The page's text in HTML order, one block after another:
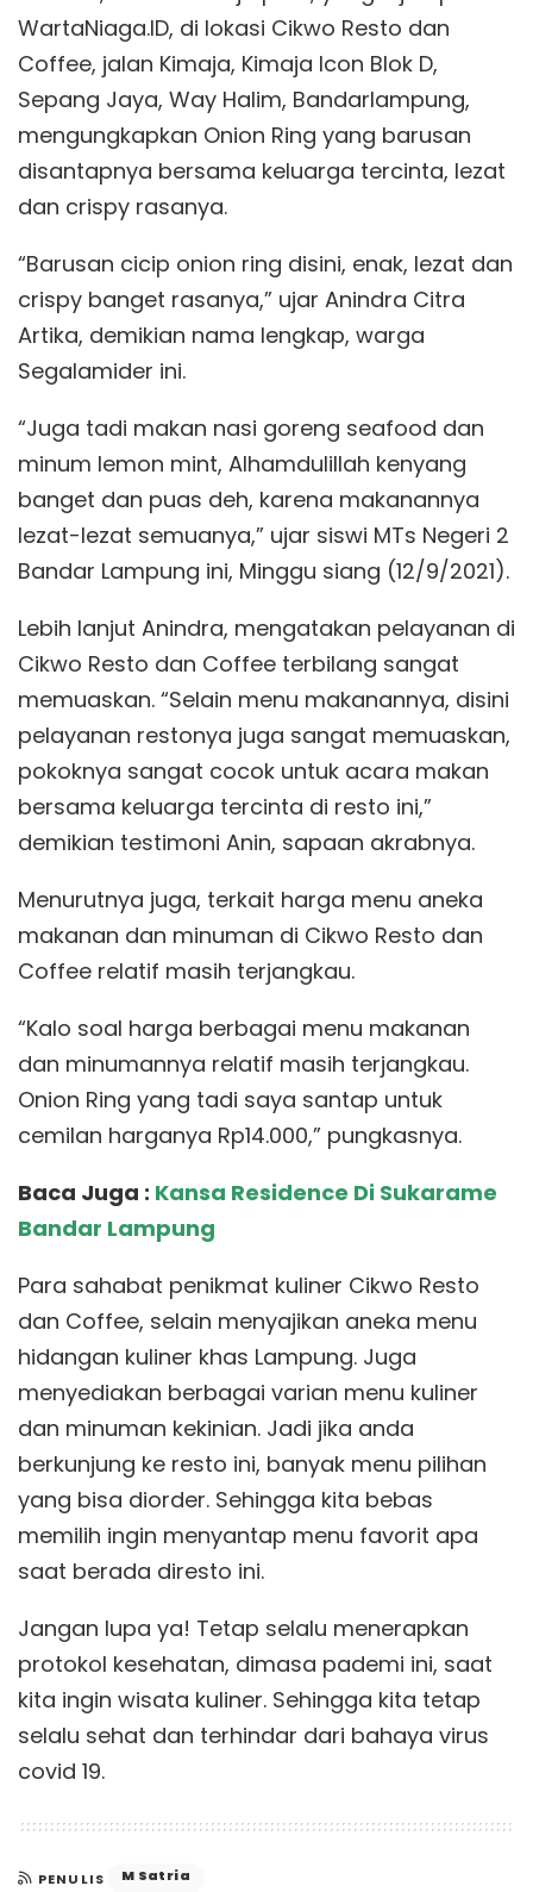
WartaNiaga.ID, di lokasi Cikwo Resto dan
Coffee, jalan Kimaja, Kimaja Icon Blok D,
Sepang Jaya, Way Halim, Bandarlampung,
mengungkapkan Onion Ring yang barusan
disantapnya bersama keluarga tercinta, lezat
dan crispy rasanya.
“Barusan cicip onion ring disini, enak, lezat dan
crispy banget rasanya,” ujar Anindra Citra
Artika, demikian nama lengkap, warga
Segalamider ini.
“Juga tadi makan nasi goreng seafood dan
minum lemon mint, Alhamdulillah kenyang
banget dan puas deh, karena makanannya
lezat-lezat semuanya,” ujar siswi MTs Negeri 2
Bandar Lampung ini, Minggu siang (12/9/2021).
Lebih lanjut Anindra, mengatakan pelayanan di
Cikwo Resto dan Coffee terbilang sangat
memuaskan. “Selain menu makanannya, disini
pelayanan restonya juga sangat memuaskan,
pokoknya sangat cocok untuk acara makan
bersama keluarga tercinta di resto ini,”
demikian testimoni Anin, sapaan akrabnya.
Menurutnya juga, terkait harga menu aneka
makanan dan minuman di Cikwo Resto dan
Coffee relatif masih terjangkau.
“Kalo soal harga berbagai menu makanan
dan minumannya relatif masih terjangkau.
Onion Ring yang tadi saya santap untuk
cemilan harganya Rp14.000,” pungkasnya.
Baca Juga : Kansa Residence Di Sukarame
Bandar Lampung
Para sahabat penikmat kuliner Cikwo Resto
dan Coffee, selain menyajikan aneka menu
hidangan kuliner khas Lampung. Juga
menyediakan berbagai varian menu kuliner
dan minuman kekinian. Jadi jika anda
berkunjung ke resto ini, banyak menu pilihan
yang bisa diorder. Sehingga kita bebas
memilih ingin menyantap menu favorit apa
saat berada diresto ini.
Jangan lupa ya! Tetap selalu menerapkan
protokol kesehatan, dimasa pademi ini, saat
kita ingin wisata kuliner. Sehingga kita tetap
selalu sehat dan terhindar dari bahaya virus
covid 19.
PENULIS M Satria